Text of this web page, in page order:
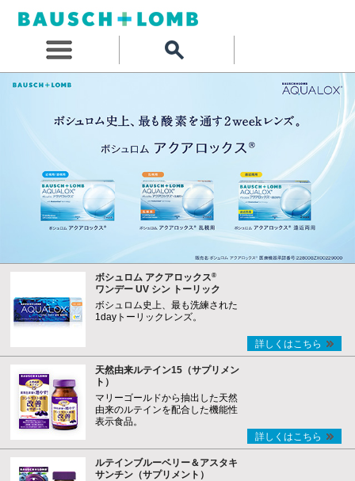
ボシュロム アクアロックス®
ワンデー UV シン トーリック
ボシュロム史上、最も洗練された
1dayトーリックレンズ。
詳しくはこちら
天然由来ルテイン15（サプリメン
ト）
マリーゴールドから抽出した天然
由来のルテインを配合した機能性
表示食品。
詳しくはこちら
ルテインブルーベリー＆アスタキ
サンチン（サプリメント）